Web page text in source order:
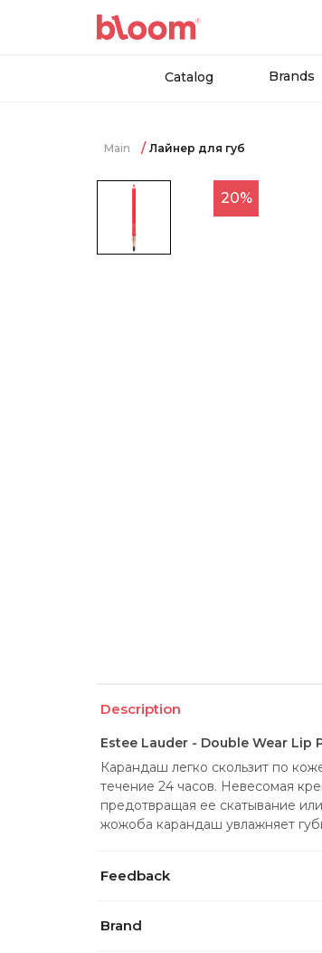
Catalog Brands
Main Лайнер для губ
20%
Description
Estee Lauder - Double Wear Lip
Карандаш легко скользит по
течение 24 часов. Невесомая
предотвращая ее скатывание
жожоба карандаш увлажняет
Feedback
Brand